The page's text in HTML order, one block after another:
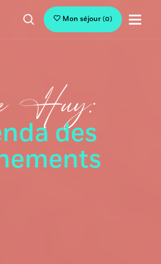
Mon séjour(0)
Huy:
des